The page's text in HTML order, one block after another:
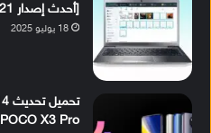
[أحدث إصدار 2021]
18 يوليو 2025
POCO X3 Pro مع شرح التثبيت